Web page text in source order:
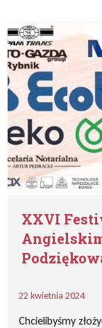
XXVI
22 kwietnia 2024
Chcielibyśmy